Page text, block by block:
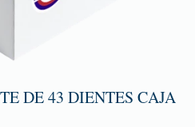
DE 43 DIENTES CAJA